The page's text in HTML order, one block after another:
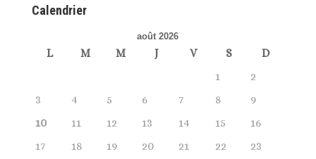
Calendrier
août 2026
L M M J V S
D
1
2
3
4 5 6 7 8
9
10
11 12 13 14 15
16
17
18 19 20 21 22
23